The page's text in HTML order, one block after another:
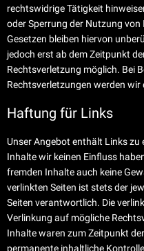
rechtswidrige Tätigkeit
oder Sperrung der Nutzung
Gesetzen bleiben hiervon
jedoch erst ab dem Zeitpunkt
Rechtsverletzung möglich. Bei
Rechtsverletzungen werden
Haftung für Links
Unser Angebot enthält Links zu
Inhalte wir keinen Einfluss
fremden Inhalte auch keine
verlinkten Seiten ist stets der
Seiten verantwortlich. Die
Verlinkung auf mögliche
Inhalte waren zum Zeitpunkt
permanente inhaltliche